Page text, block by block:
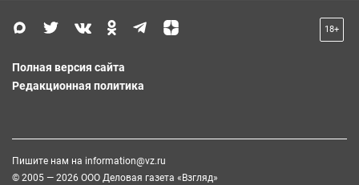
18+
Полная версия сайта
Редакционная политика
Пишите нам на information@vz.ru
© 2005 — 2026 ООО Деловая газета «Взгляд»